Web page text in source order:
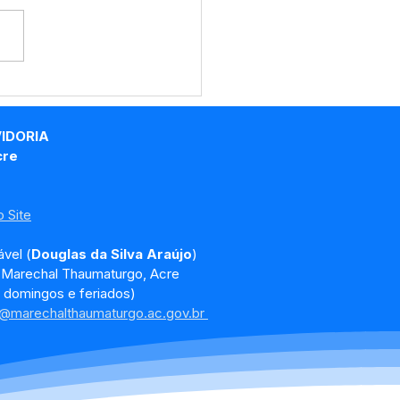
por meio da
(SEMOB), realiza
de coleta de
Site
(Douglas da Silva Araújo)
Thaumaturgo, Acre
domingos e feriados)